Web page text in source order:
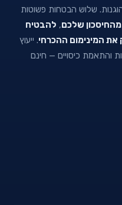
שלוש הבטחות פשוטות
מהחיסכון שלכם, להבטיח
המינימום ההכרחי. ייעוץ
והתאמת כיסויים — חינם